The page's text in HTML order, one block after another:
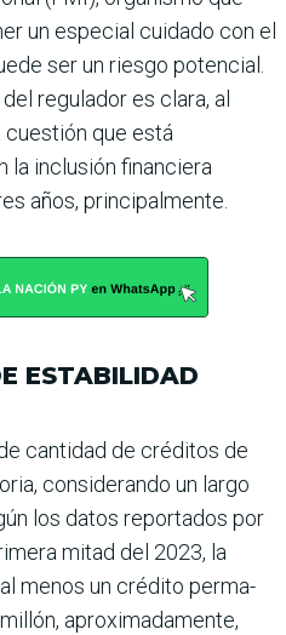
un especial cuidado con el
ser un riesgo potencial.
regulador es clara, al
cuestión que está
la inclusión finan­ciera
años, principalmente.
ESTABILIDAD
cantidad de créditos de
considerando un largo
los datos reportados por
mitad del 2023, la
menos un crédito perma­
aproximadamente,